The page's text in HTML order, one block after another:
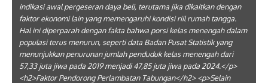
indikasi awal pergeseran daya beli, terutama jika dikaitkan dengan
faktor ekonomi lain yang memengaruhi kondisi riil rumah tangga.
Hal ini diperparah dengan fakta bahwa porsi kelas menengah dalam
populasi terus menurun, seperti data Badan Pusat Statistik yang
menunjukkan penurunan jumlah penduduk kelas menengah dari
57,33 juta jiwa pada 2019 menjadi 47,85 juta jiwa pada 2024.</p>
<h2>Faktor Pendorong Perlambatan Tabungan</h2> <p>Selain